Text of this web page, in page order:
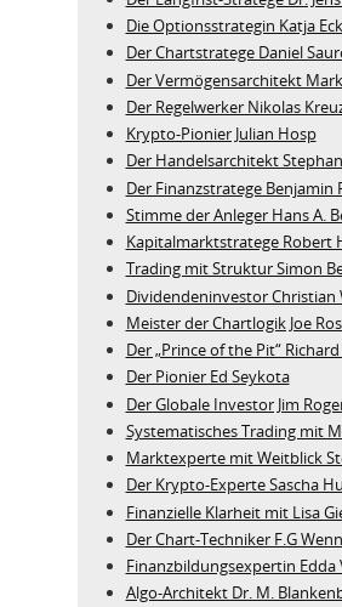
Die Optionsstrategin Katja
Der Chartstratege Daniel
Der Vermögensarchitekt
Der Regelwerker Nikolas
Krypto-Pionier Julian Hosp
Der Handelsarchitekt
Der Finanzstratege Benjamin
Stimme der Anleger Hans A.
Kapitalmarktstratege Robert
Trading mit Struktur Simon
Dividendeninvestor Christian
Meister der Chartlogik Joe
Der „Prince of the Pit“
Der Pionier Ed Seykota
Der Globale Investor Jim
Systematisches Trading mit
Marktexperte mit Weitblick
Der Krypto-Experte Sascha
Finanzielle Klarheit mit Lisa
Der Chart-Techniker F.G
Finanzbildungsexpertin Edda
Algo‑Architekt Dr. M.